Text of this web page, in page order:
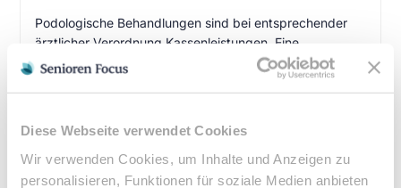
Diese Webseite verwendet Cookies
Wir verwenden Cookies, um Inhalte und Anzeigen zu
personalisieren, Funktionen für soziale Medien anbieten
Podologische Behandlungen sind bei entsprechender
ärztlicher Verordnung Kassenleistungen. Eine
Heilmittelverordnung erhalten Sie von Ihrem Hausarzt
oder Facharzt bei folgenden Indikationen:
Diabetes mellitus mit Fußkomplikationen
Durchblutungsstörungen der Füße